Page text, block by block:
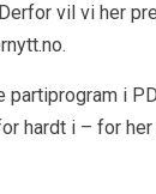
vil vi her
partiprogram i
hardt i – for